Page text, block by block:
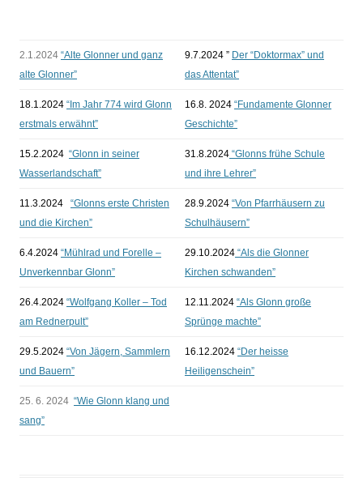
2.1.2024 “Alte Glonner und ganz
alte Glonner”
9.7.2024 ” Der “Doktormax” und
das Attentat”
18.1.2024 “Im Jahr 774 wird Glonn
erstmals erwähnt”
16.8. 2024 “Fundamente Glonner
Geschichte”
15.2.2024 “Glonn in seiner
Wasserlandschaft”
31.8.2024 “Glonns frühe Schule
und ihre Lehrer”
11.3.2024 “Glonns erste Christen
und die Kirchen”
28.9.2024 “Von Pfarrhäusern zu
Schulhäusern”
6.4.2024 “Mühlrad und Forelle –
Unverkennbar Glonn”
29.10.2024 “Als die Glonner
Kirchen schwanden”
26.4.2024 “Wolfgang Koller – Tod
am Rednerpult”
12.11.2024 “Als Glonn große
Sprünge machte”
29.5.2024 “Von Jägern, Sammlern
und Bauern”
16.12.2024 “Der heisse
Heiligenschein”
25. 6. 2024 “Wie Glonn klang und
sang”